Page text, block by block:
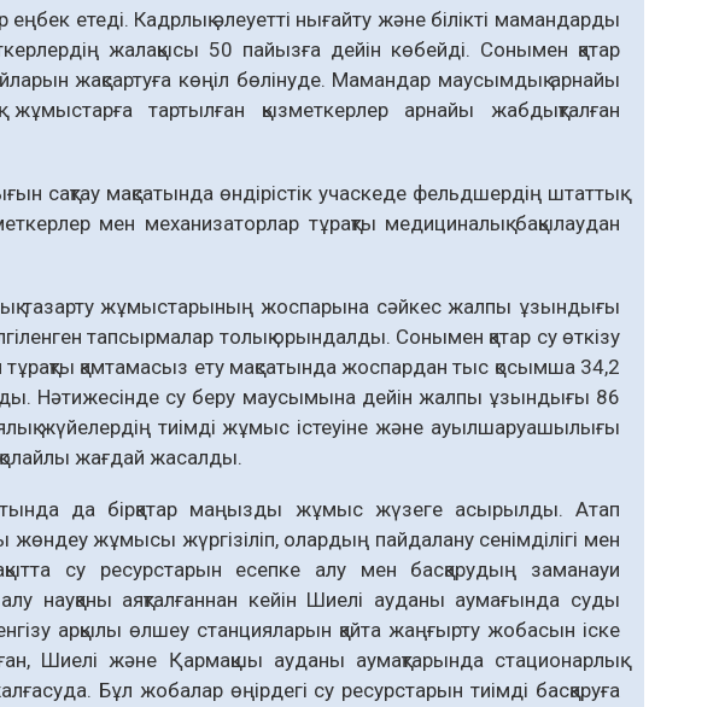
еңбек етеді. Кадрлық әлеуетті нығайту және білікті мамандарды
жалақысы 50 пайызға дейін көбейді. Сонымен қатар
жақсартуға көңіл бөлінуде. Мамандар маусымдық арнайы
тартылған қызметкерлер арнайы жабдықталған
сақтау мақсатында өндірістік учаскеде фельдшердің штаттық
мен механизаторлар тұрақты медициналық бақылаудан
тазарту жұмыстарының жоспарына сәйкес жалпы ұзындығы
тапсырмалар толық орындалды. Сонымен қатар су өткізу
қамтамасыз ету мақсатында жоспардан тыс қосымша 34,2
Нәтижесінде су беру маусымына дейін жалпы ұзындығы 86
жүйелердің тиімді жұмыс істеуіне және ауылшаруашылығы
жағдай жасалды.
да бірқатар маңызды жұмыс жүзеге асырылды. Атап
жөндеу жұмысы жүргізіліп, олардың пайдалану сенімділігі мен
су ресурстарын есепке алу мен басқарудың заманауи
науқаны аяқталғаннан кейін Шиелі ауданы аумағында суды
арқылы өлшеу станцияларын қайта жаңғырту жобасын іске
Шиелі және Қармақшы ауданы аумақтарында стационарлық
Бұл жобалар өңірдегі су ресурстарын тиімді басқаруға